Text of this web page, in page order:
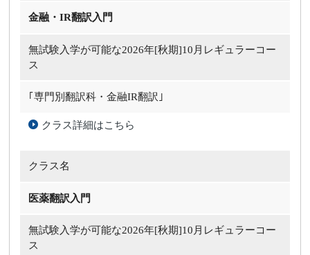
金融・IR翻訳入門
無試験入学が可能な2026年[秋期]10月レギュラーコー
ス
｢専門別翻訳科・金融IR翻訳｣
クラス詳細はこちら
クラス名
医薬翻訳入門
無試験入学が可能な2026年[秋期]10月レギュラーコー
ス